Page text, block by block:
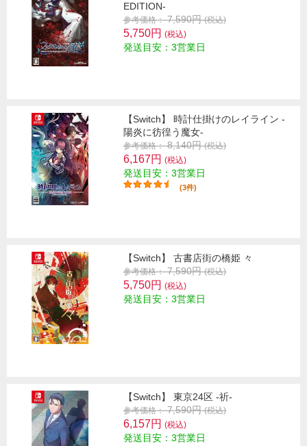
EDITION-
参考価格： 7,590円(税込)
5,750円 (税込)
発送目安：3営業日
【Switch】 時計仕掛けのレイライン -
陽炎に彷徨う魔女-
参考価格： 8,140円(税込)
6,167円 (税込)
発送目安：3営業日
(3件)
【Switch】 古書店街の橋姫 々
参考価格： 7,590円(税込)
5,750円 (税込)
発送目安：3営業日
【Switch】 東京24区 -祈-
参考価格： 7,590円(税込)
6,157円 (税込)
発送目安：3営業日